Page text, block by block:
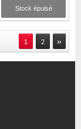
Stock épuisé
1 2 »